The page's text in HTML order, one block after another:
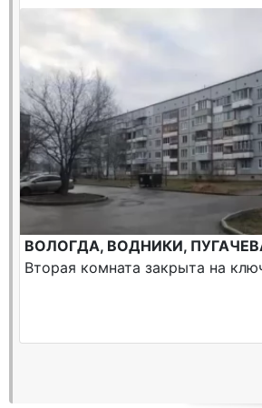
ВОЛОГДА, ВОДНИКИ,
Вторая комната закрыта на